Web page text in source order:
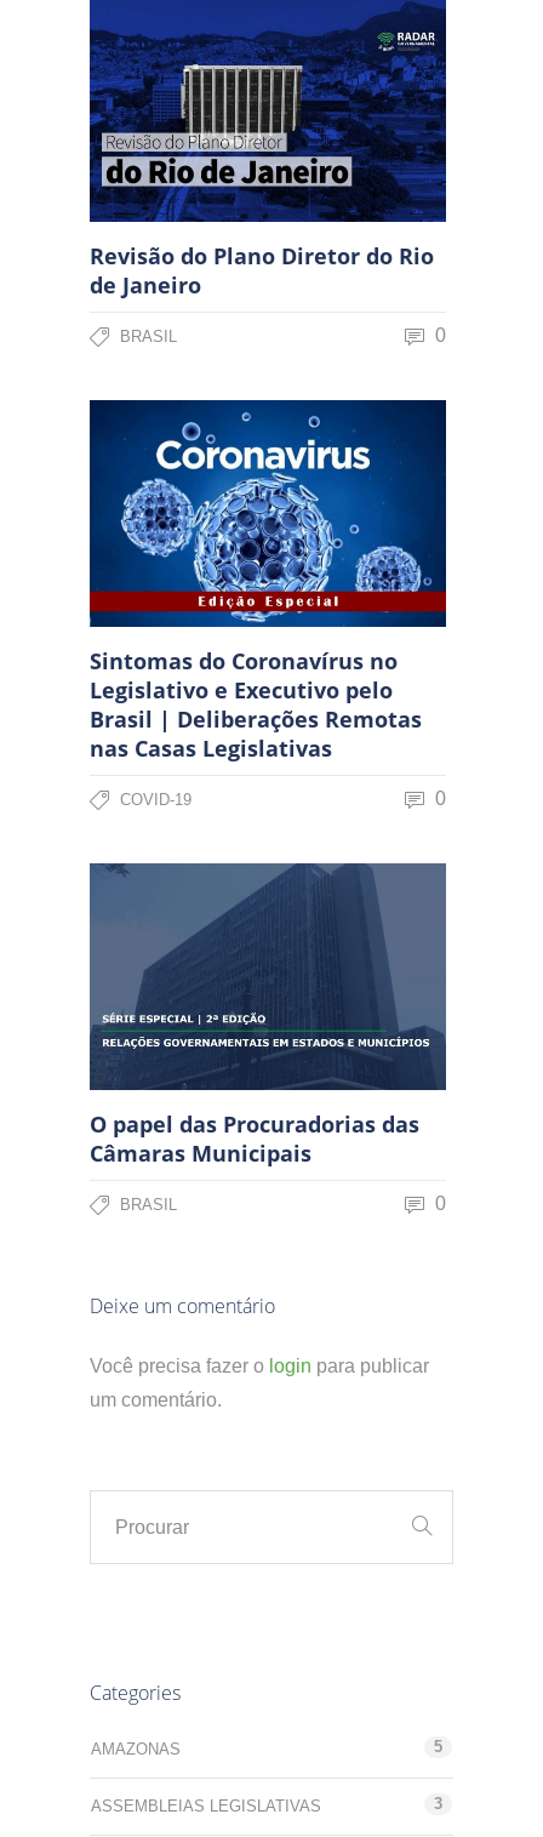
Revisão do Plano Diretor do Rio
de Janeiro
BRASIL 0
Sintomas do Coronavírus no
Legislativo e Executivo pelo
Brasil | Deliberações Remotas
nas Casas Legislativas
COVID-19 0
O papel das Procuradorias das
Câmaras Municipais
BRASIL 0
Deixe um comentário
Você precisa fazer o login para publicar
um comentário.
Categories
AMAZONAS 5
ASSEMBLEIAS LEGISLATIVAS 3